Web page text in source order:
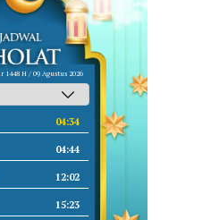
1448 H / 09 Agustus 2026
04:34
04:44
12:02
15:23